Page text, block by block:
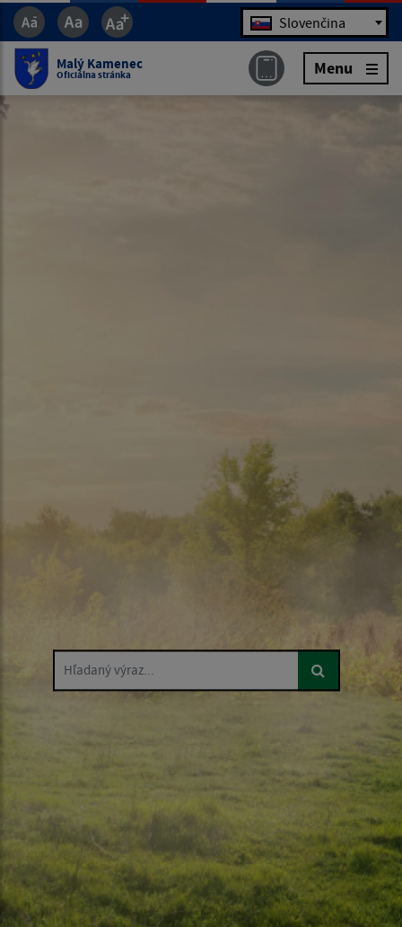
Jazyk Slovenčina
Malý Kamenec
Oficiálna stránka Menu
Hľadaný výraz...